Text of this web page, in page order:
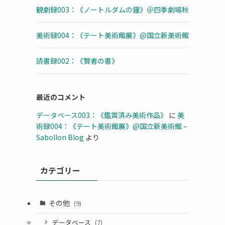
観劇録003：《ノートルダムの鐘》＠四季劇場秋
美術録004：《テート美術館展》@国立新美術館
読書録002：《賢者の書》
最近のコメント
データベース003：《鑑賞済み美術作品》 に 美
術録004：《テート美術館展》@国立新美術館 –
Sabollon Blog より
カテゴリー
その他 (9)
データベース (7)